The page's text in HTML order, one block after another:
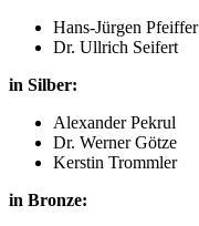
Hans-Jürgen Pfeiffer
Dr. Ullrich Seifert
in Silber:
Alexander Pekrul
Dr. Werner Götze
Kerstin Trommler
in Bronze: